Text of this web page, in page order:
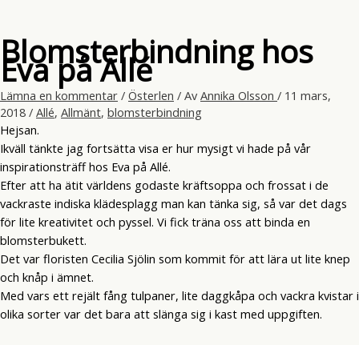
Blomsterbindning hos
Eva på Allé
Lämna en kommentar / Österlen / Av Annika Olsson / 11 mars,
2018 / Allé, Allmänt, blomsterbindning
Hejsan.
Ikväll tänkte jag fortsätta visa er hur mysigt vi hade på vår
inspirationsträff hos Eva på Allé.
Efter att ha ätit världens godaste kräftsoppa och frossat i de
vackraste indiska klädesplagg man kan tänka sig, så var det dags
för lite kreativitet och pyssel. Vi fick träna oss att binda en
blomsterbukett.
Det var floristen Cecilia Sjölin som kommit för att lära ut lite knep
och knåp i ämnet.
Med vars ett rejält fång tulpaner, lite daggkåpa och vackra kvistar i
olika sorter var det bara att slänga sig i kast med uppgiften.